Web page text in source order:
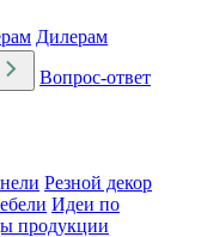
Дилерам
Вопрос-ответ
Резной декор
Идеи по
продукции